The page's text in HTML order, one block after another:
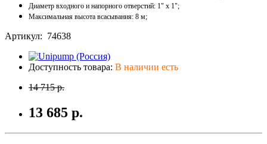
Диаметр входного и напорного отверстий: 1" x 1";
Максимальная высота всасывания: 8 м;
Артикул: 74638
Доступность товара: В наличии есть
14 715 р.
13 685 р.